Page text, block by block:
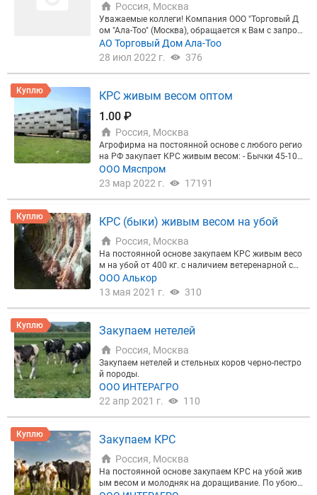
Россия, Москва
Уважаемые коллеги! Компания ООО "Торговый Д
ом "Ала-Тоо" (Москва), обращается к Вам с запрос
ом, о возможности закупок партий КРС мясных п
ород, живым весом (на доращивание). Поставки
спублика (участник Таможенного союза Евразийс
истики - КРС мясных пород: Герефордская, Шортг
орнская, Галловейская, Калмыцкая, Казахская бе
логоловая, Абердин-ангусская, Санта-Гертруда и
другие; - Живой вес: 250 кг.; - Возраст: около 8 мес
яцев; - Общий объём поставок: до 2 000 голов.* *
отгрузка поэтапно, небольшими отдельными пар
тиями Если Вы имеете возможность удовлетвори
ть, частично или полностью, данную заявку, то пр
осим сформировать коммерческое предложение.
АО Торговый Дом Ала-Тоо
28 июл 2022 г.
376
Куплю
КРС живым весом оптом
1.00 ₽
Россия, Москва
Агрофирма на постоянной основе с любого регио
на РФ закупает КРС живым весом: - Бычки 45-100
кг.(на откорм) - Бычки 150-350 кг.(на откорм) - Бы
ки 450 кг и выше.(на убой) Скидка на желудочно к
ишечный тракт 3% Самовывоз. Заключение дого
воров на постоянной основе. Безналичный расчё
ООО Мяспром
23 мар 2022 г.
17191
Куплю КРС (быки) живым весом на убой
Россия, Москва
На постоянной основе закупаем КРС живым весо
м на убой от 400 кг. с наличием ветеренарной спр
авки. Самовывоз либо ваша доставка, наличный
и безналичный расчет. Цена зависит от веса, уда
варианты удаленности. Звоните +7 926 3222 64 ч
ООО Алькор
13 мая 2021 г.
310
Куплю Закупаем нетелей
Россия, Москва
Закупаем нетелей и стельных коров черно-пестро
й породы.
ООО ИНТЕРАГРО
22 апр 2021 г.
110
Куплю Закупаем КРС
Россия, Москва
На постоянной основе закупаем КРС на убой жив
ым весом и молодняк на доращивание. По убою: